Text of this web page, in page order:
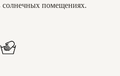
солнечных помещениях.